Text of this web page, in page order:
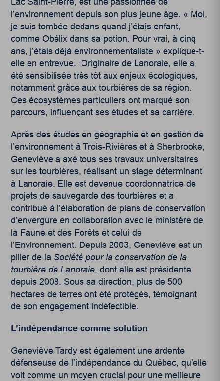
Lac Saint-Pierre, est une passionnée de
l’environnement depuis son plus jeune âge. « Moi,
je suis tombée dedans quand j’étais enfant,
comme Obélix dans sa potion. Pour vrai, à cinq
ans, j’étais déjà environnementaliste » explique-t-
elle en entrevue. Originaire de Lanoraie, elle a
été sensibilisée très tôt aux enjeux écologiques,
notamment grâce aux tourbières de sa région.
Ces écosystèmes particuliers ont marqué son
parcours, influençant ses études et sa carrière.
Après des études en géographie et en gestion de
l’environnement à Trois-Rivières et à Sherbrooke,
Geneviève a axé tous ses travaux universitaires
sur les tourbières, réalisant un stage déterminant
à Lanoraie. Elle est devenue coordonnatrice de
projets de sauvegarde des tourbières et a
contribué à l’élaboration de plans de conservation
d’envergure en collaboration avec le ministère de
la Faune et des Forêts et celui de
l’Environnement. Depuis 2003, Geneviève est un
pilier de la Société pour la conservation de la
tourbière de Lanoraie, dont elle est présidente
depuis 2008. Sous sa direction, plus de 500
hectares de terres ont été protégés, témoignant
de son engagement indéfectible.
L’indépendance comme solution
Geneviève Tardy est également une ardente
défenseuse de l’indépendance du Québec, qu’elle
voit comme un moyen crucial pour une meilleure